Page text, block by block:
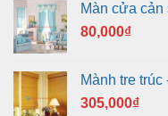
Màn cửa cản
80,000₫
Mành tre trúc
305,000₫